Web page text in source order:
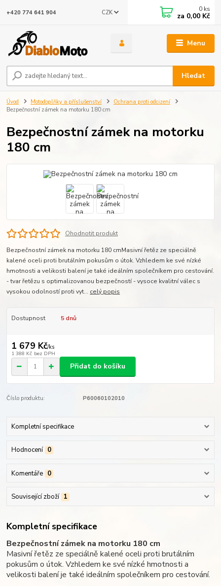
Menu
CZK
Hledat
+420 774 641 904 0 ks
za 0,00 Kč
Úvod Motodoplňky a příslušenství
Ochrana proti odcizení
Bezpečnostní zámek na motorku 180 cm
Bezpečnostní zámek na motorku
180 cm
Ohodnotit produkt
Bezpečnostní zámek na motorku 180 cmMasivní řetěz ze speciálně
kalené oceli proti brutálním pokusům o útok. Vzhledem ke své nízké
hmotnosti a velikosti balení je také ideálním společníkem pro cestování.
- tvar řetězu s optimalizovanou bezpečností - vysoce kvalitní válec s
vysokou odolností proti vyt... celý popis
Dostupnost 5 dnů
1 679 Kč/ks
1 388 Kč bez DPH
Přidat do košíku
Číslo produktu: P60060102010
Kompletní specifikace
Hodnocení 0
Komentáře 0
Související zboží 1
Kompletní specifikace
Bezpečnostní zámek na motorku 180 cm
Masivní řetěz ze speciálně kalené oceli proti brutálním
pokusům o útok. Vzhledem ke své nízké hmotnosti a
velikosti balení je také ideálním společníkem pro cestování.